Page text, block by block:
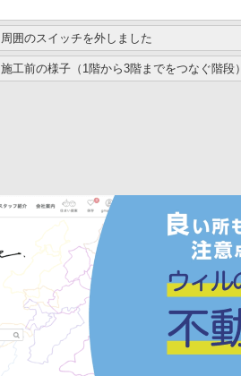
周囲のスイッチを外しました
施工前の様子（1階から3階までをつなぐ階段）